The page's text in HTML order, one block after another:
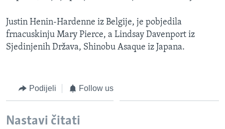
Justin Henin-Hardenne iz Belgije, je pobjedila
frnacuskinju Mary Pierce, a Lindsay Davenport iz
Sjedinjenih Država, Shinobu Asaque iz Japana.
Podijeli Follow us
Nastavi čitati